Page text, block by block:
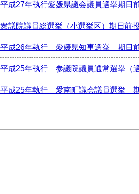
平成27年執行愛媛県議会議員選挙期日
衆議院議員総選挙（小選挙区）期日前
平成26年執行 愛媛県知事選挙 期日
平成25年執行 参議院議員通常選挙（
平成25年執行 愛南町議会議員選挙